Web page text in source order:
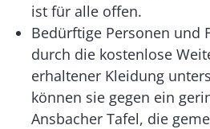
ist für alle offen.
Bedürftige Personen und
durch die kostenlose
erhaltener Kleidung
können sie gegen ein
Ansbacher Tafel, die